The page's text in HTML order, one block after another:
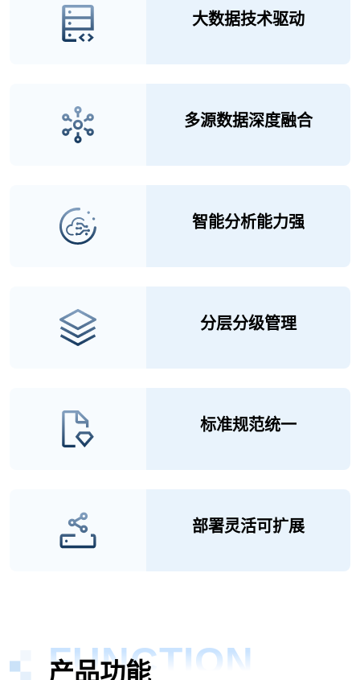
大数据技术驱动
多源数据深度融合
智能分析能力强
分层分级管理
标准规范统一
部署灵活可扩展
产品功能
FUNCTION